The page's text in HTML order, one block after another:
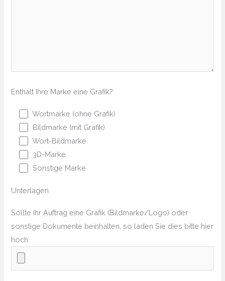
Enthält Ihre Marke eine Grafik?
Wortmarke (ohne Grafik)
Bildmarke (mit Grafik)
Wort-Bildmarke
3D-Marke
Sonstige Marke
Unterlagen
Sollte Ihr Auftrag eine Grafik (Bildmarke/Logo) oder
sonstige Dokumente beinhalten, so laden Sie dies bitte hier
hoch: